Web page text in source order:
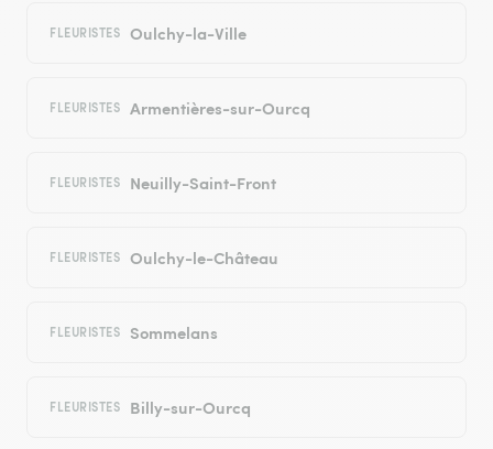
FLEURISTES Oulchy-la-Ville
FLEURISTES Armentières-sur-Ourcq
FLEURISTES Neuilly-Saint-Front
FLEURISTES Oulchy-le-Château
FLEURISTES Sommelans
FLEURISTES Billy-sur-Ourcq